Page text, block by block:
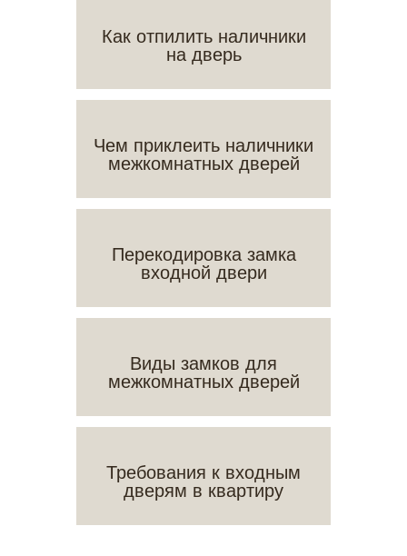
Как отпилить наличники
на дверь
Чем приклеить наличники
межкомнатных дверей
Перекодировка замка
входной двери
Виды замков для
межкомнатных дверей
Требования к входным
дверям в квартиру